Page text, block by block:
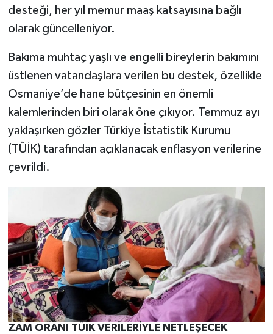
desteği, her yıl memur maaş katsayısına bağlı
olarak güncelleniyor.
Bakıma muhtaç yaşlı ve engelli bireylerin bakımını
üstlenen vatandaşlara verilen bu destek, özellikle
Osmaniye’de hane bütçesinin en önemli
kalemlerinden biri olarak öne çıkıyor. Temmuz ayı
yaklaşırken gözler Türkiye İstatistik Kurumu
(TÜİK) tarafından açıklanacak enflasyon verilerine
çevrildi.
ZAM ORANI TÜİK VERİLERİYLE NETLEŞECEK